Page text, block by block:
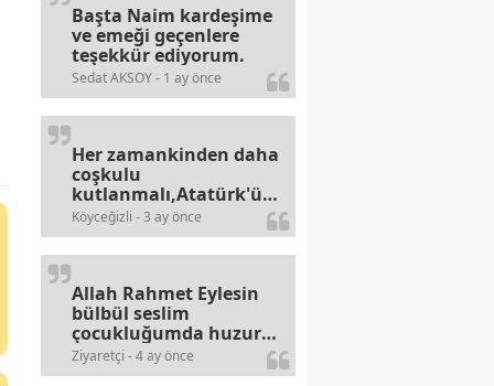
Sedat AKSOY - 1 ay önce
Başta Naim kardeşime
ve emeği geçenlere
teşekkür ediyorum.
Köyceğizli - 3 ay önce
Her zamankinden daha
coşkulu
kutlanmalı,Atatürk'ün
bayramlarına olan
alerjileri bitmez,bahane
arayan illaki bulur.
Ziyaretçi - 4 ay önce
Allah Rahmet Eylesin
bülbül seslim
çocukluğumda huzur
olurdu evimize.
Ablamla bağıra bağıra